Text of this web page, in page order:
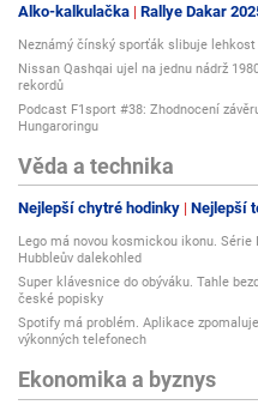
Alko-kalkulačka Rallye Dakar
Neznámý čínský sporťák slibuje
Nissan Qashqai ujel na jednu nádrž
rekordů
Podcast F1sport #38: Zhodnocení
Hungaroringu
Věda a technika
Nejlepší chytré hodinky Nejlepší
Lego má novou kosmickou ikonu.
Hubbleův dalekohled
Super klávesnice do obýváku. Tahle
české popisky
Spotify má problém. Aplikace
výkonných telefonech
Ekonomika a byznys